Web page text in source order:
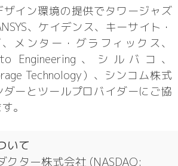
ザイン環境の提供でタワージャズ
、ケイデンス、キーサイト・
メンター・グラフィックス、
Engineering、シルバコ、
Technology）、シンコム株式
ダーとツールプロバイダーにご協
。
いて
クター株式会社 (NASDAQ: